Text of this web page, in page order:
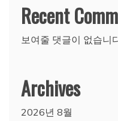
Recent
보여줄 댓글이 없습니
Archives
2026년 8월